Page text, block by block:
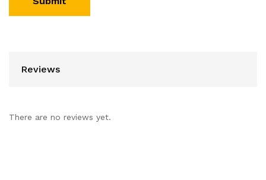
Reviews
There are no reviews yet.